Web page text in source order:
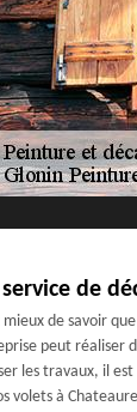
de
mieux de savoir
peut réaliser
les travaux, il
volets à